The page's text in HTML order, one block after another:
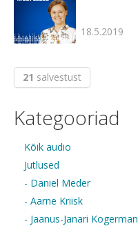
18.5.2019
21 salvestust
Kategooriad
Kõik audio
Jutlused
- Daniel Meder
- Aarne Kriisk
- Jaanus-Janari Kogerman